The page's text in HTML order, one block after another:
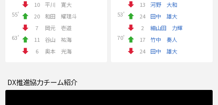
10
平川 寛大
55'
20
和田 耀理斗
7
岡元 壱道
63'
11
谷山 祐海
6
奥本 光海
13
河野 大和
53'
24
田中 雄大
2
細山田 力輝
70'
17
竹中 奏人
24
田中 雄大
DX推進協力チーム紹介